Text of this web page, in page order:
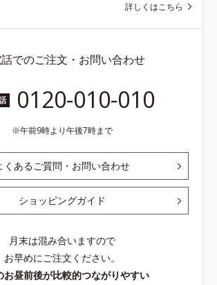
詳しくはこちら
でのご注文・お問い合わせ
0120-010-010
午前9時より午後7時まで
くあるご質問・お問い合わせ
ショッピングガイド
月末は混み合いますので
お早めにご注文ください。
お昼前後が比較的つながりやすい